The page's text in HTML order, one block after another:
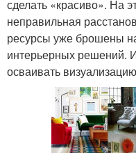
сделать «красиво». На
неправильная
ресурсы уже брошены
интерьерных решений.
осваивать